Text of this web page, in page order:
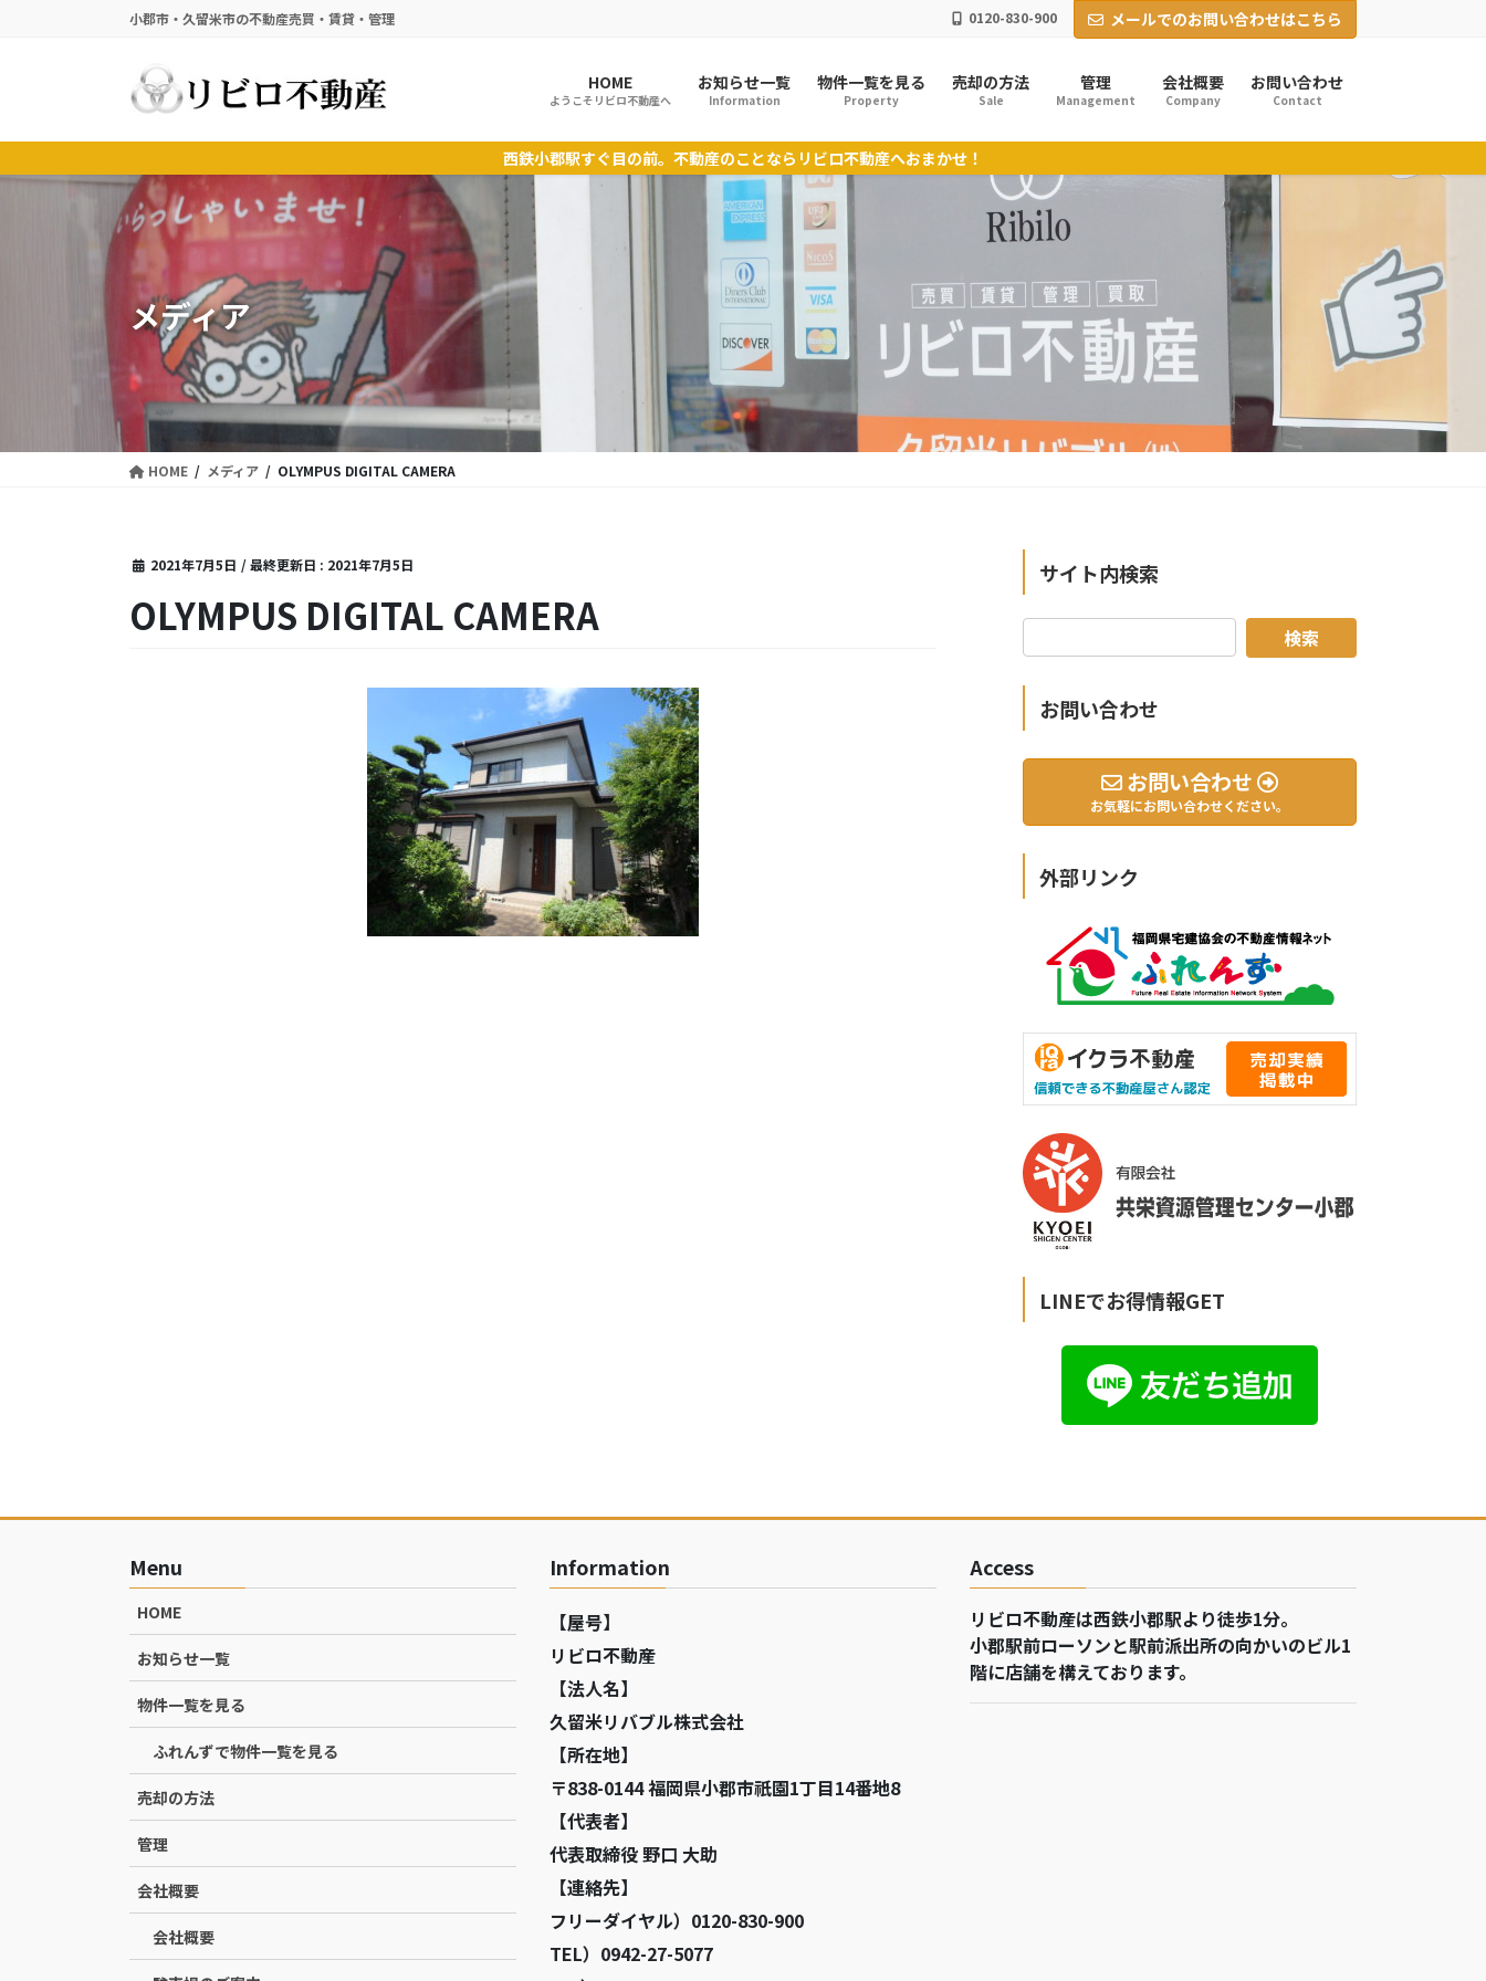
に
移
ョ
ン
小郡市・久留米市の不動産売買・賃貸・管理 0120-830-900 メールでのお問い合わせはこちら
HOME
ようこそリビロ不動産へ
お知らせ一覧
Information
物件一覧を見る
Property
売却の方法
Sale
管理
Management
会社概要
Company
お問い合わせ
Contact
西鉄小郡駅すぐ目の前。不動産のことならリビロ不動産へおまかせ！
メディア
HOME メディア OLYMPUS DIGITAL CAMERA
2021年7月5日 / 最終更新日 : 2021年7月5日
OLYMPUS DIGITAL CAMERA
サイト内検索
お問い合わせ
お問い合わせ
お気軽にお問い合わせください。
外部リンク
LINEでお得情報GET
Menu
HOME
お知らせ一覧
物件一覧を見る
ふれんずで物件一覧を見る
売却の方法
管理
会社概要
会社概要
Information
【屋号】
リビロ不動産
【法人名】
久留米リバブル株式会社
【所在地】
〒838-0144 福岡県小郡市祇園1丁目14番地8
【代表者】
代表取締役 野口 大助
【連絡先】
フリーダイヤル）0120-830-900
TEL）0942-27-5077
Access
リビロ不動産は西鉄小郡駅より徒歩1分。
小郡駅前ローソンと駅前派出所の向かいのビル1
階に店舗を構えております。